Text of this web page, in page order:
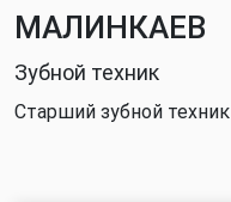
МАЛИНКАЕВ
Зубной техник
Cтарший зубной техник